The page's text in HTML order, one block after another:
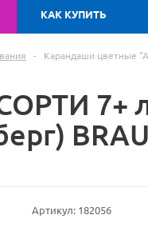
КАК КУПИТЬ
-
Карандаши цветные
7+
Артикул: 182056